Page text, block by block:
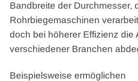
Bandbreite der Durchmesser,
Rohrbiegemaschinen
doch bei höherer Effizienz die
verschiedener Branchen
Beispielsweise ermöglichen